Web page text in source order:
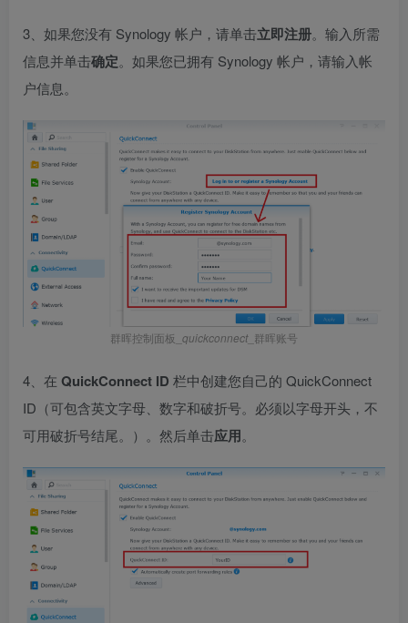
3、如果您没有 Synology 帐户，请单击立即注册。输入所需
信息并单击确定。如果您已拥有 Synology 帐户，请输入帐
户信息。
群晖控制面板_ quickconnect_群晖账号
4、在 QuickConnect ID 栏中创建您自己的 QuickConnect
ID（可包含英文字母、数字和破折号。必须以字母开头，不
可用破折号结尾。）。然后单击应用。